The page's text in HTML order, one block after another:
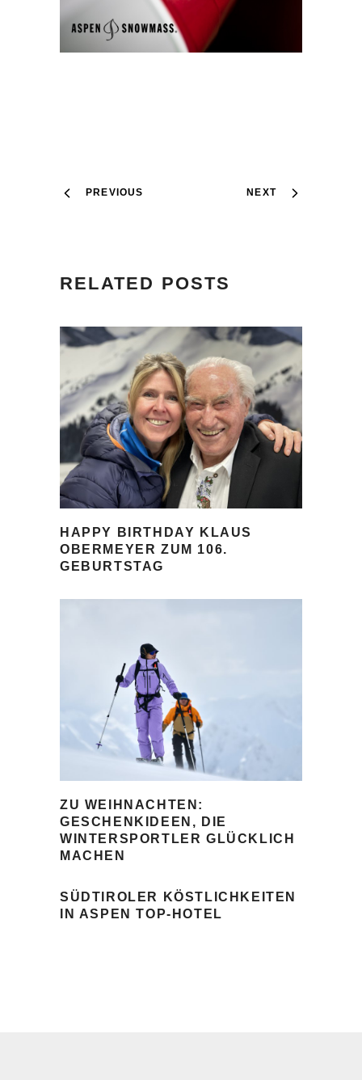
PREVIOUS NEXT
RELATED POSTS
HAPPY BIRTHDAY KLAUS
OBERMEYER ZUM 106.
GEBURTSTAG
ZU WEIHNACHTEN:
GESCHENKIDEEN, DIE
WINTERSPORTLER GLÜCKLICH
MACHEN
SÜDTIROLER KÖSTLICHKEITEN
IN ASPEN TOP-HOTEL